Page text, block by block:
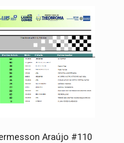
Araújo #110